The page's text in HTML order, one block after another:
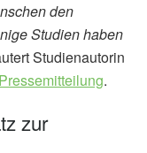
den
Studien haben
Studienautorin
Pressemitteilung.
zur